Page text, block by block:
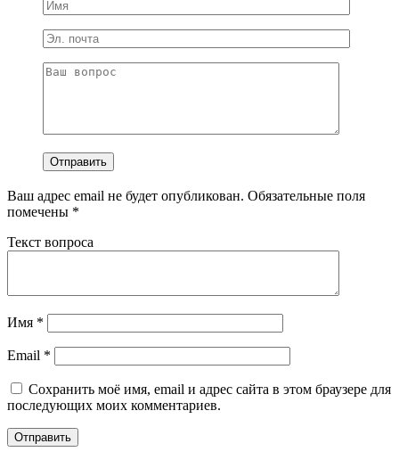
Ваш адрес email не будет опубликован. Обязательные поля
помечены *
Текст вопроса
Имя *
Email *
Сохранить моё имя, email и адрес сайта в этом браузере для
последующих моих комментариев.